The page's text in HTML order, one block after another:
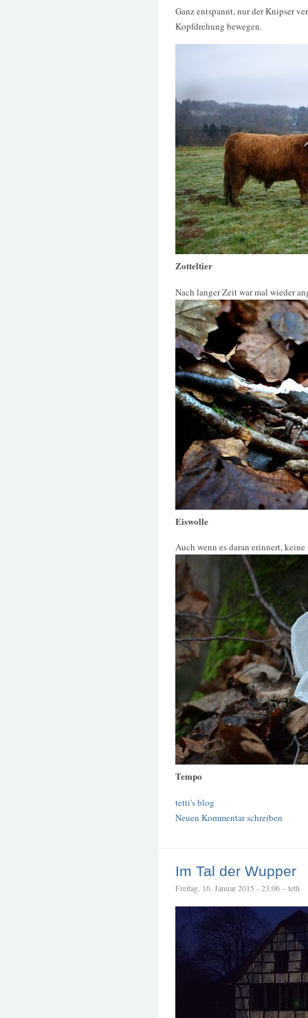
Ganz entspannt, nur der Knipser
Kopfdrehung bewegen.
Zotteltier
Nach langer Zeit war mal wieder
Eiswolle
Auch wenn es daran erinnert,
Tempo
tetti's blog
Neuen Kommentar schreiben
Im Tal der Wupper
Freitag, 16. Januar 2015 - 23:06 – tetti